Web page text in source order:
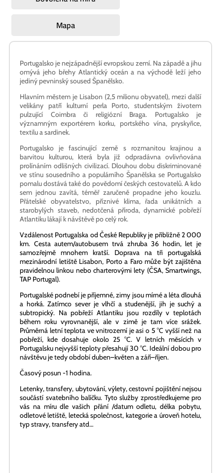
Dovolená na míru
Mapa
Portugalsko je nejzápadnější evropskou zemí. Na západě a jihu
omývá jeho břehy Atlantický oceán a na východě leží jeho
jediný pevninský soused Španělsko.
Hlavním městem je Lisabon (2,5 milionu obyvatel), mezi další
velikány patří kulturní perla Porto, studentským životem
pulzující Coimbra či religiózní Braga. Portugalsko je
významným exportérem korku, portského vína, pryskyřice,
textilu a sardinek.
Portugalsko je fascinující země s rozmanitou krajinou a
barvitou kulturou, která byla již odpradávna ovlivňována
prolínáním odlišných civilizací. Dlouhou dobu diskriminované
ve stínu sousedního a populárního Španělska se Portugalsko
pomalu dostává také do povědomí českých cestovatelů. A kdo
sem jednou zavítá, téměř zaručeně propadne jeho kouzlu.
Přátelské obyvatelstvo, příznivé klima, řada unikátních a
starobylých staveb, nedotčená příroda, dynamické pobřeží
Atlantiku lákají k návštěvě po celý rok.
Vzdálenost Portugalska od České Republiky je přibližně 2 000
km. Cesta autem/autobusem trvá zhruba 36 hodin, let je
samozřejmě mnohem kratší. Doprava na tři portugalská
mezinárodní letiště Lisabon, Porto a Faro může být zajištěna
pravidelnou linkou nebo charterovými lety (ČSA, Smartwings,
TAP Portugal).
Portugalské podnebí je příjemné, zimy jsou mírné a léta dlouhá
a horká. Zatímco sever je vlhčí a studenější, jih je suchý a
subtropický. Na pobřeží Atlantiku jsou rozdíly v teplotách
během roku vyrovnanější, ale v zimě je tam více srážek.
Průměrná letní teplota ve vnitrozemí je asi o 5 °C vyšší než na
pobřeží, kde dosahuje okolo 25 °C. V letních měsících v
Portugalsku nejvyšší teploty přesahují 30 °C. Ideální dobou pro
návštěvu je tedy období duben–květen a září–říjen.
Časový posun -1 hodina.
Letenky, transfery, ubytování, výlety, cestovní pojištění nejsou
součástí svatebního balíčku. Tyto služby zprostředkujeme pro
vás na míru dle vašich přání /datum odletu, délka pobytu,